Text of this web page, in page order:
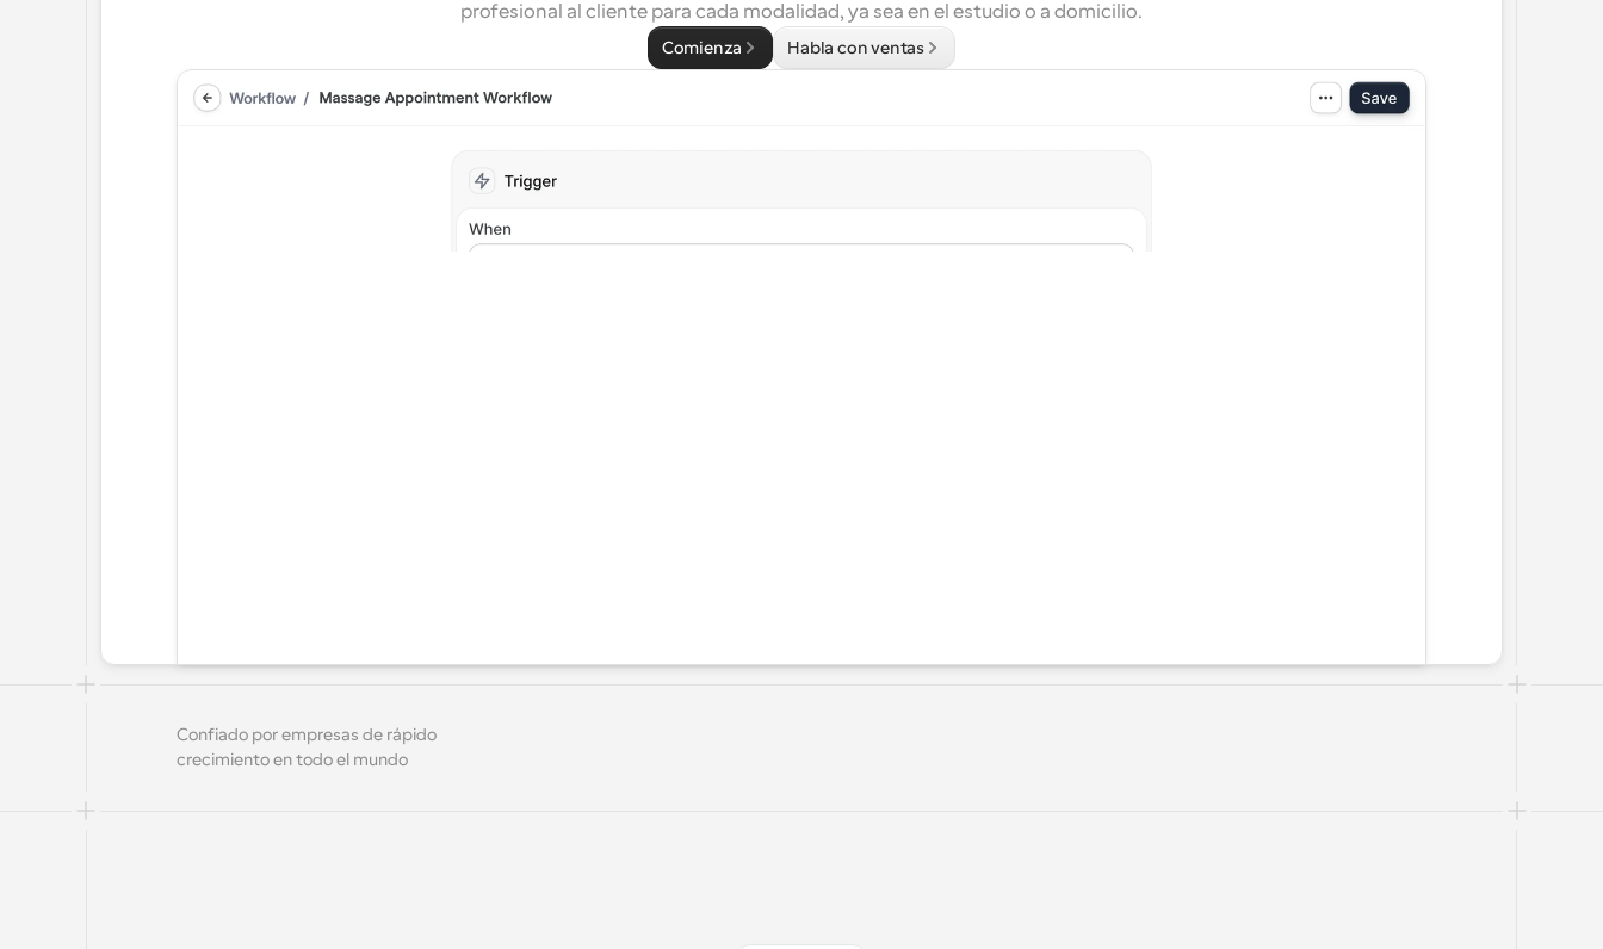
profesional al cliente para cada modalidad, ya sea en el estudio o a domicilio.
Comienza Habla con ventas
Confiado por empresas de rápido
crecimiento en todo el mundo